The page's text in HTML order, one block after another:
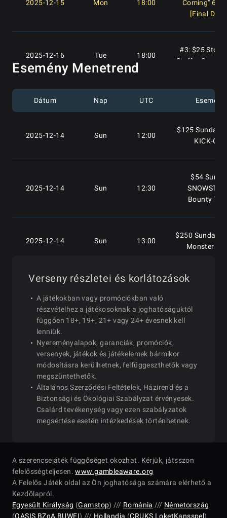
2025-12-15 Mon 18:00
Coming" 6-
[Final Day]
2025-12-16 Tue 18:00
#3: $25
Stuffer
#4: $88
2025-12-18 Thu 18:00
#6: $30 TGIF
#7: $250
2025-12-21 Sun 18:00
#8: $365
2025-12-22 Mon 18:00
Sled Bounty
2025-12-23 Tue 18:00
#10: $88
Eights
2025-12-24 Wed 18:00
#11: $5 Flip &
Stage]
Esemény Menetrend
Dátum Nap UTC Esemény
2025-12-14 Sun 12:00
$125 Sunday
KICK-OFF
2025-12-14 Sun 12:30
$54
Bounty
2025-12-14 Sun 13:00
$250 Sunday
Monster
2025-12-14
$108 Sunday
2025-12-14 Sun 14:00
14:30
$88 Bounty
2025-12-14 Sun 15:00
$25 Mini
Verseny részletei és korlátozások
A játékokban vagy promóciókban való
részvételhez a játékosoknak a joghatóságuktól
függően 18+, 19+, 21+ vagy 24+ évesnek kell
lenniük.
Nyereményalapok, garanciák, promóciók,
versenyek, játékok és játékelemek bármikor
módosításra kerülhetnek, felfüggeszthetők vagy
megszüntethetők.
Általános Szerződési Feltételek, Házirend és a
Biztonsági és Ökológiai Szabályzat érvényesek.
Csalárd tevékenység vagy ezen szabályzatok
megsértése esetén intézkedések történhetnek.
A szerencsejáték függőséget okozhat. Kérjük, játsszon
felelősségteljesen.www.gambleaware.org
A Felelős Játék oldal az Ön joghatósága számára elérhető a
Kezdőlapról.
Egyesült Királyság (Gamstop) /// Románia /// Németország
(OASIS BZgA BUWEI) /// Hollandia (CRUKS LoketKansspel)